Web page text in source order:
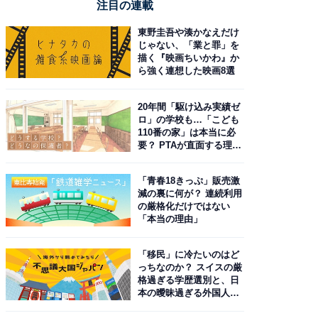
注目の連載
東野圭吾や湊かなえだけ
じゃない、「業と罪」を
描く『映画ちいかわ』か
ら強く連想した映画8選
20年間「駆け込み実績ゼ
ロ」の学校も…「こども
110番の家」は本当に必
要？ PTAが直面する理想
「青春18きっぷ」販売激
減の裏に何が？ 連続利用
の厳格化だけではない
「本当の理由」
「移民」に冷たいのはど
っちなのか？ スイスの厳
格過ぎる学歴選別と、日
本の曖昧過ぎる外国人政